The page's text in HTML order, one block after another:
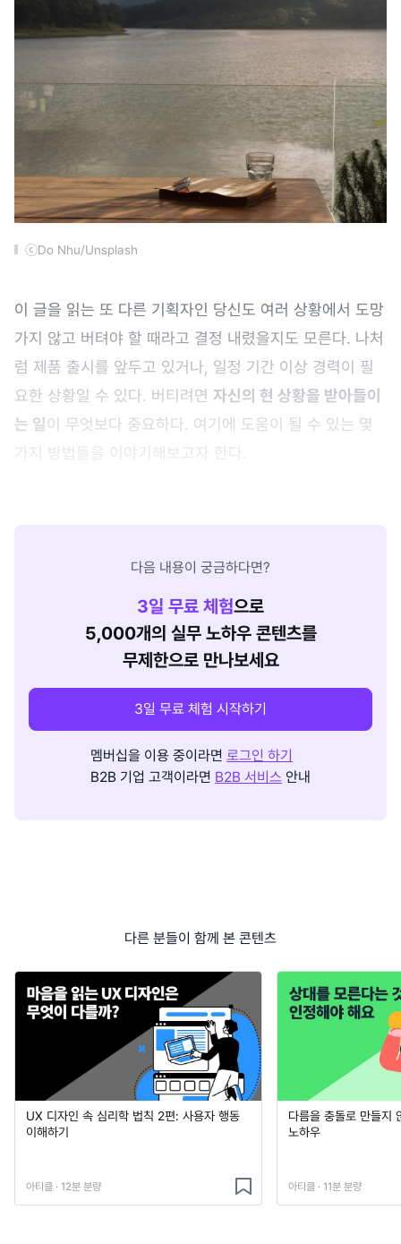
ⓒDo Nhu/Unsplash
이 글을 읽는 또 다른 기획자인 당신도 여러 상황에서 도망
가지 않고 버텨야 할 때라고 결정 내렸을지도 모른다. 나처
럼 제품 출시를 앞두고 있거나, 일정 기간 이상 경력이 필
요한 상황일 수 있다. 버티려면 자신의 현 상황을 받아들이
는 일 이 무엇보다 중요하다. 여기에 도움이 될 수 있는 몇
가지 방법들을 이야기해보고자 한다.
다음 내용이 궁금하다면?
3일 무료 체험으로
5,000개의 실무 노하우 콘텐츠를
무제한으로 만나보세요
3일 무료 체험 시작하기
멤버십을 이용 중이라면 로그인 하기
B2B 기업 고객이라면 B2B 서비스 안내
다른 분들이 함께 본 콘텐츠
UX 디자인 속 심리학 법칙 2편: 사용자 행동
이해하기
아티클 · 12분 분량
다름을 충돌로 만들지
노하우
아티클 · 11분 분량